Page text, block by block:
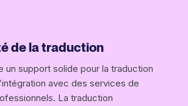
de la traduction
un support solide pour la traduction
avec des services de
La traduction